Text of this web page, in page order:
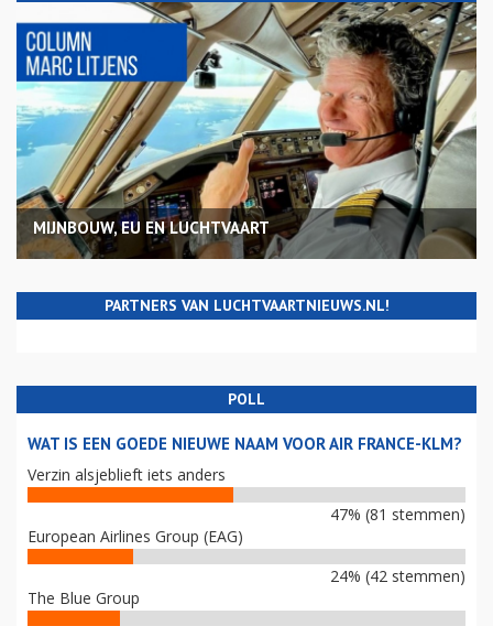
MIJNBOUW, EU EN LUCHTVAART
PARTNERS VAN LUCHTVAARTNIEUWS.NL!
POLL
WAT IS EEN GOEDE NIEUWE NAAM VOOR AIR FRANCE-KLM?
Verzin alsjeblieft iets anders
47% (81 stemmen)
European Airlines Group (EAG)
24% (42 stemmen)
The Blue Group